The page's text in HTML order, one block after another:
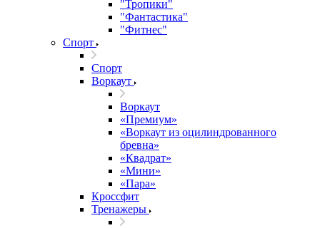
"Тропики"
"Фантастика"
"Фитнес"
Спорт
Спорт
Воркаут
Воркаут
«Премиум»
«Воркаут из оцилиндрованного
бревна»
«Квадрат»
«Мини»
«Пара»
Кроссфит
Тренажеры